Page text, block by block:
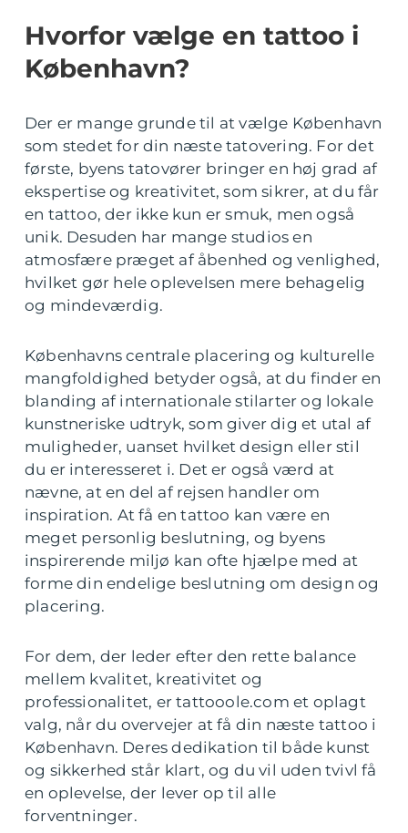
Hvorfor vælge en tattoo i
København?
Der er mange grunde til at vælge København
som stedet for din næste tatovering. For det
første, byens tatovører bringer en høj grad af
ekspertise og kreativitet, som sikrer, at du får
en tattoo, der ikke kun er smuk, men også
unik. Desuden har mange studios en
atmosfære præget af åbenhed og venlighed,
hvilket gør hele oplevelsen mere behagelig
og mindeværdig.
Københavns centrale placering og kulturelle
mangfoldighed betyder også, at du finder en
blanding af internationale stilarter og lokale
kunstneriske udtryk, som giver dig et utal af
muligheder, uanset hvilket design eller stil
du er interesseret i. Det er også værd at
nævne, at en del af rejsen handler om
inspiration. At få en tattoo kan være en
meget personlig beslutning, og byens
inspirerende miljø kan ofte hjælpe med at
forme din endelige beslutning om design og
placering.
For dem, der leder efter den rette balance
mellem kvalitet, kreativitet og
professionalitet, er tattooole.com et oplagt
valg, når du overvejer at få din næste tattoo i
København. Deres dedikation til både kunst
og sikkerhed står klart, og du vil uden tvivl få
en oplevelse, der lever op til alle
forventninger.